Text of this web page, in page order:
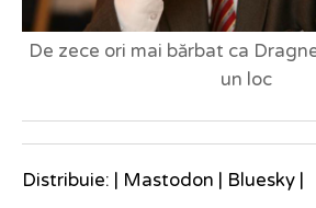
De zece ori mai bărbat ca
un loc
Distribuie: | Mastodon | Bluesky |